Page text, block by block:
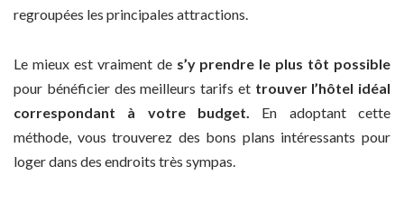
regroupées les principales attractions.
Le mieux est vraiment des’y prendre le plus tôt possible
pour bénéficier des meilleurs tarifs et trouver l’hôtel idéal
correspondant à votre budget. En adoptant cette
méthode, vous trouverez des bons plans intéressants pour
loger dans des endroits très sympas.